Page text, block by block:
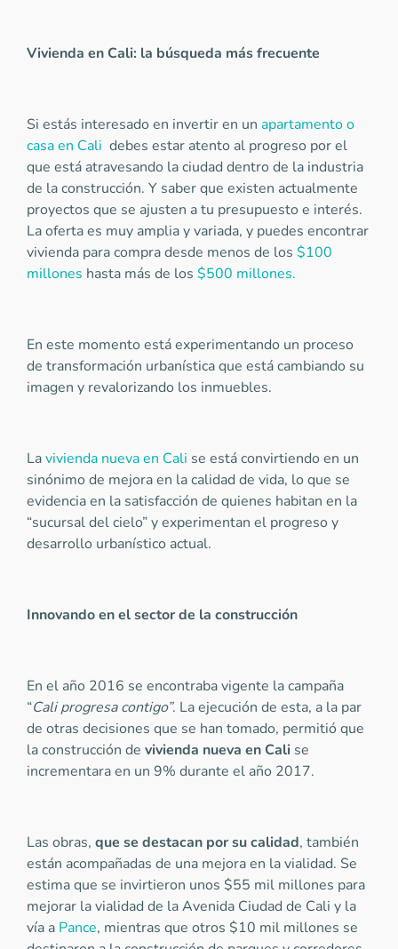
Vivienda en Cali: la búsqueda más frecuente
Si estás interesado en invertir en un apartamento o
casa en Cali debes estar atento al progreso por el
que está atravesando la ciudad dentro de la industria
de la construcción. Y saber que existen actualmente
proyectos que se ajusten a tu presupuesto e interés.
La oferta es muy amplia y variada, y puedes encontrar
vivienda para compra desde menos de los $100
millones hasta más de los $500 millones.
En este momento está experimentando un proceso
de transformación urbanística que está cambiando su
imagen y revalorizando los inmuebles.
Lavivienda nueva en Cali se está convirtiendo en un
sinónimo de mejora en la calidad de vida, lo que se
evidencia en la satisfacción de quienes habitan en la
“sucursal del cielo” y experimentan el progreso y
desarrollo urbanístico actual.
Innovando en el sector de la construcción
En el año 2016 se encontraba vigente la campaña
“Cali progresa contigo”. La ejecución de esta, a la par
de otras decisiones que se han tomado, permitió que
la construcción de vivienda nueva en Cali se
incrementara en un 9% durante el año 2017.
Las obras, que se destacan por su calidad, también
están acompañadas de una mejora en la vialidad. Se
estima que se invirtieron unos $55 mil millones para
mejorar la vialidad de la Avenida Ciudad de Cali y la
vía a Pance, mientras que otros $10 mil millones se